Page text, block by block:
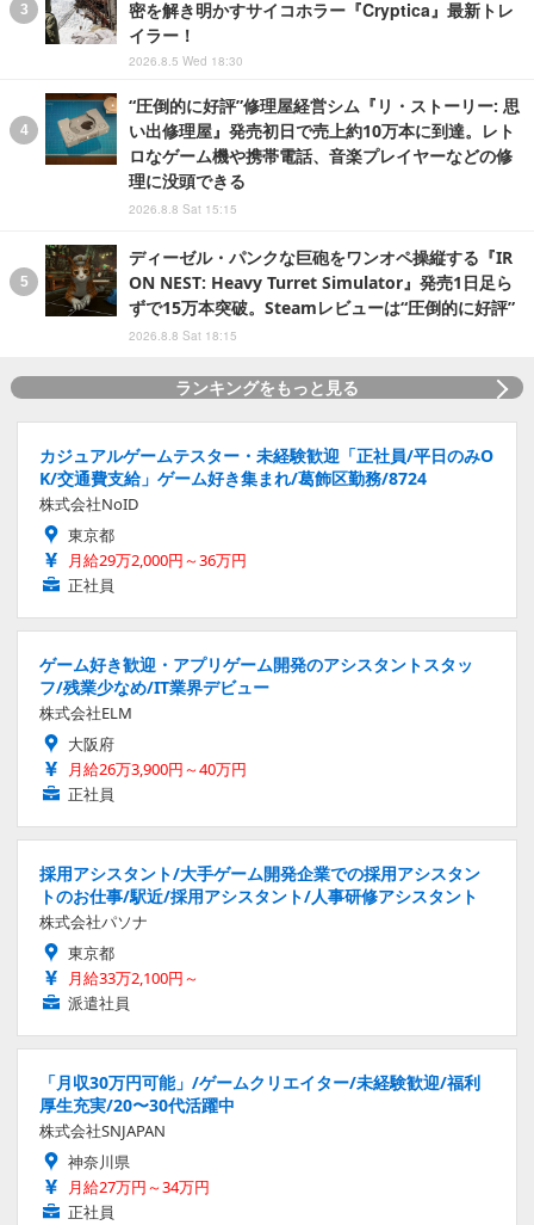
密を解き明かすサイコホラー『Cryptica』最新トレ
イラー！
2026.8.5 Wed 18:30
“圧倒的に好評”修理屋経営シム『リ・ストーリー: 思
い出修理屋』発売初日で売上約10万本に到達。レト
ロなゲーム機や携帯電話、音楽プレイヤーなどの修
理に没頭できる
2026.8.8 Sat 15:15
ディーゼル・パンクな巨砲をワンオペ操縦する『IR
ON NEST: Heavy Turret Simulator』発売1日足ら
ずで15万本突破。Steamレビューは“圧倒的に好評”
2026.8.8 Sat 18:15
ランキングをもっと見る
カジュアルゲームテスター・未経験歓迎「正社員/平日のみO
K/交通費支給」ゲーム好き集まれ/葛飾区勤務/8724
株式会社NoID
東京都
月給29万2,000円～36万円
正社員
ゲーム好き歓迎・アプリゲーム開発のアシスタントスタッ
フ/残業少なめ/IT業界デビュー
株式会社ELM
大阪府
月給26万3,900円～40万円
正社員
採用アシスタント/大手ゲーム開発企業での採用アシスタン
トのお仕事/駅近/採用アシスタント/人事研修アシスタント
株式会社パソナ
東京都
月給33万2,100円～
派遣社員
「月収30万円可能」/ゲームクリエイター/未経験歓迎/福利
厚生充実/20〜30代活躍中
株式会社SNJAPAN
神奈川県
月給27万円～34万円
正社員